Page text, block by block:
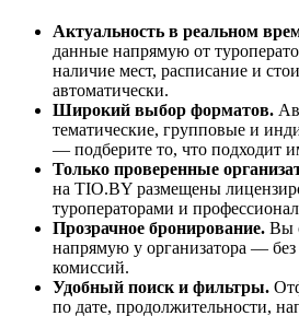
Актуальность в реальном
данные напрямую от
наличие мест, расписание и
автоматически.
Широкий выбор форматов.
тематические, групповые и
— подберите то, что подходит
Только проверенные
на TIO.BY размещены
туроператорами и
Прозрачное бронирование. Вы
напрямую у организатора —
комиссий.
Удобный поиск и фильтры.
по дате, продолжительности,